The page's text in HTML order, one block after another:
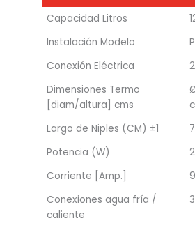
Capacidad Litros
Instalación Modelo
Conexión Eléctrica
Dimensiones Termo
[diam/altura] cms
Largo de Niples (CM) ±1
7
Potencia (W)
Corriente [Amp.]
Conexiones agua fría /
caliente